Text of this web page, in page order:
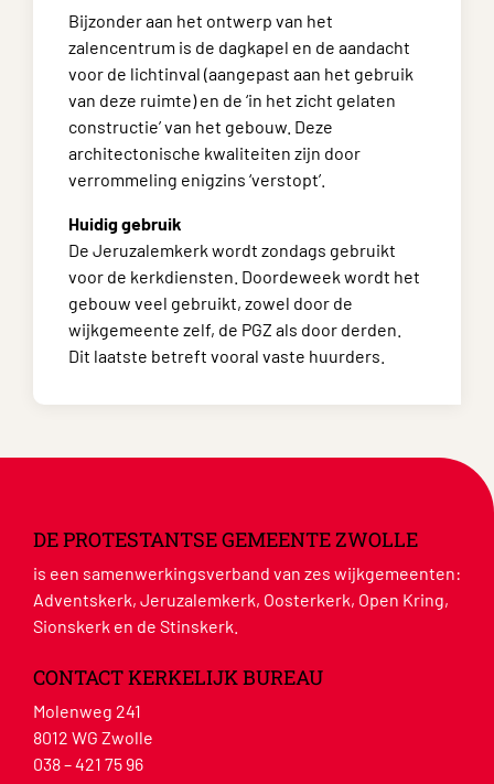
Bijzonder aan het ontwerp van het
zalencentrum is de dagkapel en de aandacht
voor de lichtinval (aangepast aan het gebruik
van deze ruimte) en de ‘in het zicht gelaten
constructie’ van het gebouw. Deze
architectonische kwaliteiten zijn door
verrommeling enigzins ‘verstopt’.
Huidig gebruik
De Jeruzalemkerk wordt zondags gebruikt
voor de kerkdiensten. Doordeweek wordt het
gebouw veel gebruikt, zowel door de
wijkgemeente zelf, de PGZ als door derden.
Dit laatste betreft vooral vaste huurders.
DE PROTESTANTSE GEMEENTE ZWOLLE
is een samenwerkingsverband van zes wijkgemeenten:
Adventskerk, Jeruzalemkerk, Oosterkerk, Open Kring,
Sionskerk en de Stinskerk.
CONTACT KERKELIJK BUREAU
Molenweg 241
8012 WG Zwolle
038 – 421 75 96